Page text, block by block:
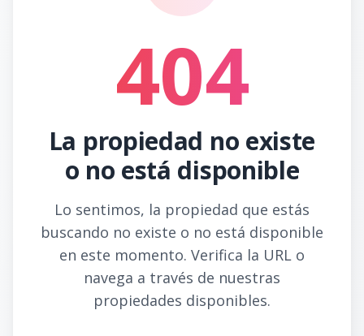
404
La propiedad no existe
o no está disponible
Lo sentimos, la propiedad que estás
buscando no existe o no está disponible
en este momento. Verifica la URL o
navega a través de nuestras
propiedades disponibles.